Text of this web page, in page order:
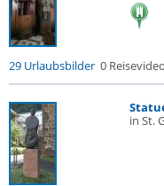
29 Urlaubsbilder 0
in St.